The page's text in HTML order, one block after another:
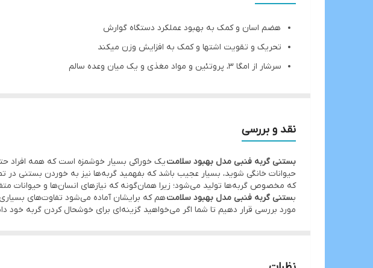
هضم اسان و کمک به بهبود عملکرد دستگاه گوارش
تحریک و تقویت اشتها و کمک به افزایش وزن میکند
سرشار از امگا ۳، پروتئین و مواد مغذی و یک میان وعده سالم
نقد و بررسی
بستنی گربه فنبی مدل بهبود سلامتیک خوراکی بسیار خوشمزه است که همه افراد
حیوانات خانگی شوید، بسیار عجیب باشد که بفهمید گربه‌ها نیز به خوردن بستنی
که مخصوص گربه‌ها تولید می‌شود؛ زیرا همان‌گونه که نیازهای انسان‌ها و حیوانات
بستنی گربه فنبی مدل بهبود سلامتهم که برایشان آماده می‌شود تفاوت‌های
مورد بررسی قرار دهیم تا شما اگر می‌خواهید گزینه‌ای برای خوشحال کردن گربه خود